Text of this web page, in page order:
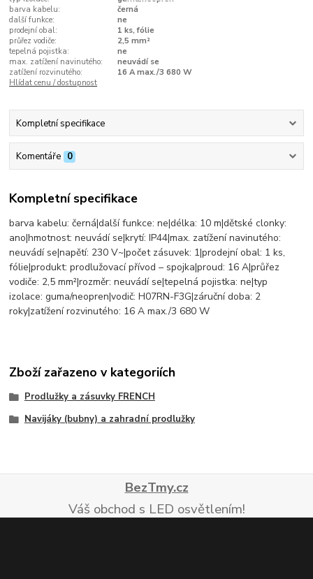
barva kabelu:
černá
další funkce:
ne
prodejní obal:
1 ks, fólie
průřez vodiče:
2,5 mm²
tepelná pojistka:
ne
max. zatížení navinutého:
neuvádí se
zatížení rozvinutého:
16 A max./3 680 W
Hlídat cenu / dostupnost
Kompletní specifikace
Komentáře 0
Kompletní specifikace
barva kabelu: černá|další funkce: ne|délka: 10 m|dětské clonky:
ano|hmotnost: neuvádí se|krytí: IP44|max. zatížení navinutého:
neuvádí se|napětí: 230 V~|počet zásuvek: 1|prodejní obal: 1 ks,
fólie|produkt: prodlužovací přívod – spojka|proud: 16 A|průřez
vodiče: 2,5 mm²|rozměr: neuvádí se|tepelná pojistka: ne|typ
izolace: guma/neopren|vodič: H07RN-F3G|záruční doba: 2
roky|zatížení rozvinutého: 16 A max./3 680 W
Zboží zařazeno v kategoriích
Prodlužky a zásuvky FRENCH
Navijáky (bubny) a zahradní prodlužky
BezTmy.cz
Váš obchod s LED osvětlením!